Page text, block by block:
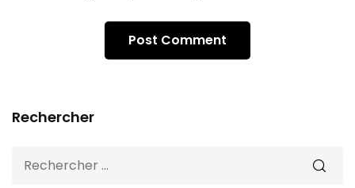
Rechercher